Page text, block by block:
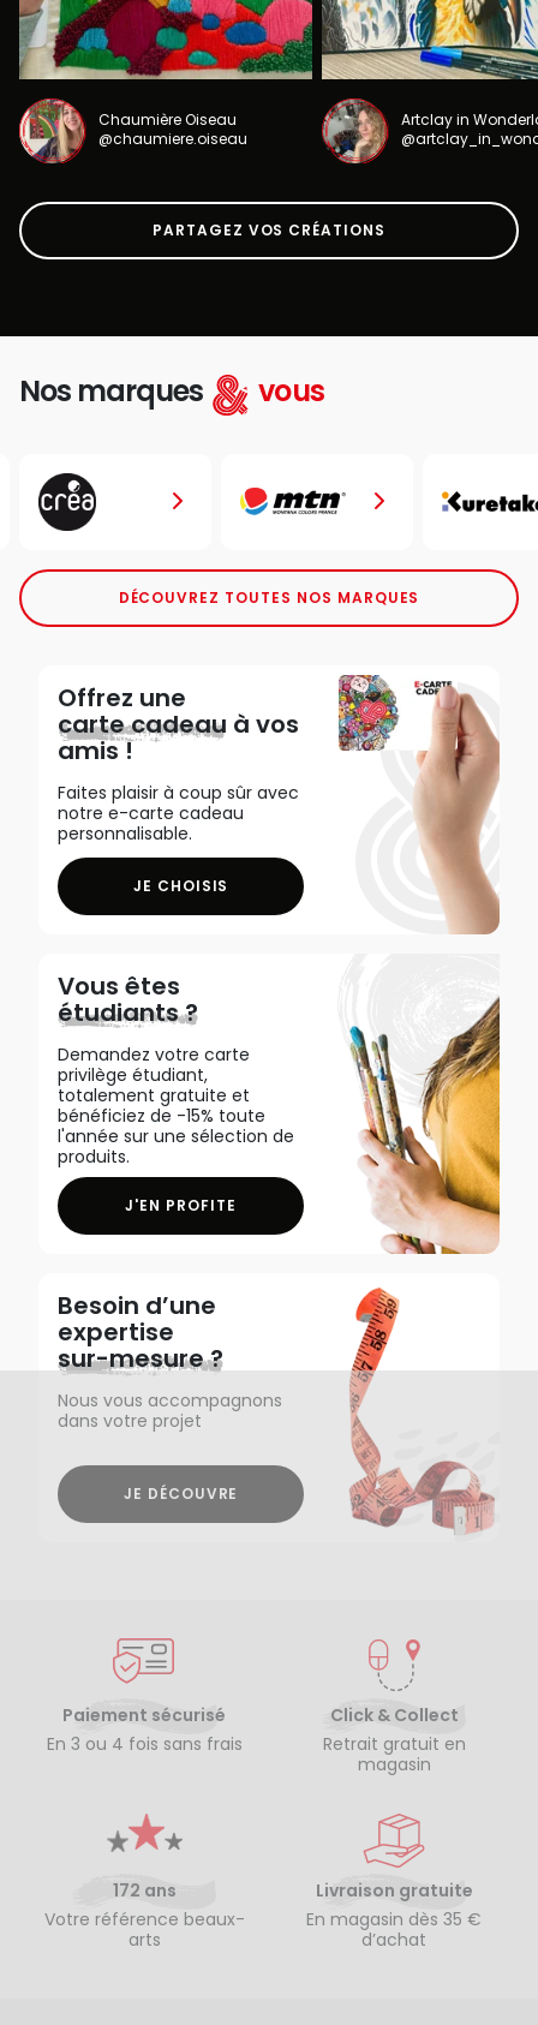
Chaumière Oiseau
@chaumiere.oiseau
Artclay in
PARTAGEZ VOS CRÉATIONS
Nos marques vous
DÉCOUVREZ TOUTES NOS MARQUES
Offrez une
carte cadeau à vos
amis !
Faites plaisir à coup sûr avec
notre e-carte cadeau
personnalisable.
JE CHOISIS
Vous êtes
étudiants ?
Demandez votre carte
privilège étudiant,
totalement gratuite et
bénéficiez de -15% toute
l'année sur une sélection de
produits.
J'EN PROFITE
Besoin d’une
expertise
sur-mesure ?
Nous vous accompagnons
dans votre projet
JE DÉCOUVRE
Paiement sécurisé
En 3 ou 4 fois sans frais
Click & Collect
Retrait gratuit en
magasin
172 ans
Votre référence beaux-
arts
Livraison gratuite
En magasin dès 35 €
d’achat